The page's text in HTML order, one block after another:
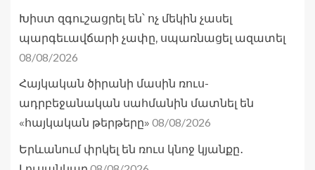
Խիստ զգուշացրել են՝ ոչ մեկին չասել
պարգեւավճարի չափը, սպառնացել ազատել
08/08/2026
Հայկական ծիրանի մասին ռուս-
ադրբեջանական սահմանին մատնել են
«հայկական թերթերը» 08/08/2026
Երևանում փրկել են ռուս կնոջ կյանքը․